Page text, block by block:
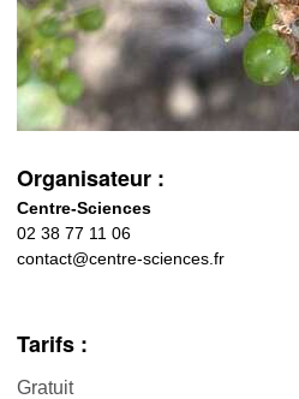
Organisateur :
Centre-Sciences
02 38 77 11 06
contact@centre-sciences.fr
Tarifs :
Gratuit